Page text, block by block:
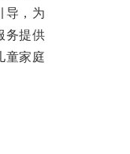
导，为
务提供
童家庭